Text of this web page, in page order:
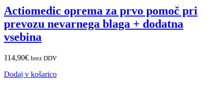
Actiomedic oprema za prvo pomoč pri
prevozu nevarnega blaga + dodatna
vsebina
114,90€ brez DDV
Dodaj v košarico